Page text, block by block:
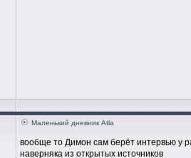
Маленький дневник Atla
вообще то Димон сам берёт интервью у
наверняка из открытых источников